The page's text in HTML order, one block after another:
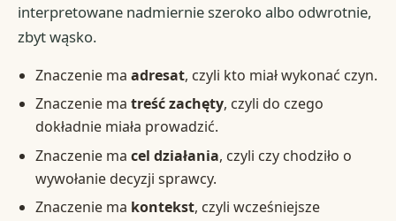
interpretowane nadmiernie szeroko albo odwrotnie,
zbyt wąsko.
Znaczenie ma adresat, czyli kto miał wykonać czyn.
Znaczenie ma treść zachęty, czyli do czego
dokładnie miała prowadzić.
Znaczenie ma cel działania, czyli czy chodziło o
wywołanie decyzji sprawcy.
Znaczenie ma kontekst, czyli wcześniejsze